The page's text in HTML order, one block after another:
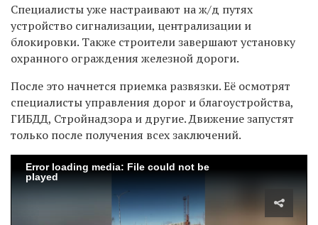
Специалисты уже настраивают на ж/д путях
устройство сигнализации, централизации и
блокировки. Также строители завершают установку
охранного ограждения железной дороги.
После это начнется приемка развязки. Её осмотрят
специалисты управления дорог и благоустройства,
ГИБДД, Стройнадзора и другие. Движение запустят
только после получения всех заключений.
Error loading media: File could not be
played